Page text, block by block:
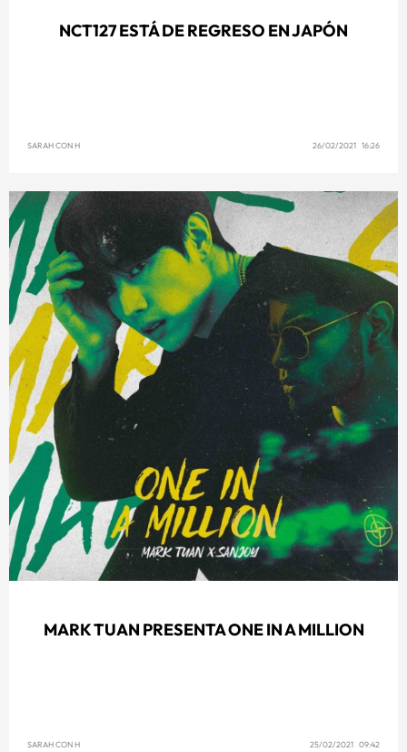
NCT127 ESTÁ DE REGRESO EN JAPÓN
SARAH CON H 26/02/2021 16:26
MARK TUAN PRESENTA ONE IN A MILLION
SARAH CON H 25/02/2021 09:42